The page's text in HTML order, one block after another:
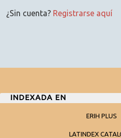
¿Sin cuenta? Registrarse aquí
INDEXADA EN
ERIH PLUS
LATINDEX